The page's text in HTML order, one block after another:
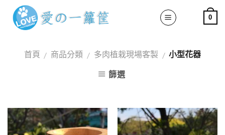
content
0
首頁 / 商品分類 / 多肉植栽現場客製 / 小型花器
篩選